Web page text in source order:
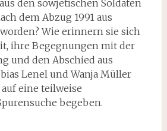
den sowjetischen Soldaten
dem Abzug 1991 aus
Wie erinnern sie sich
ihre Begegnungen mit der
und den Abschied aus
Lenel und Wanja Müller
eine teilweise
begeben.